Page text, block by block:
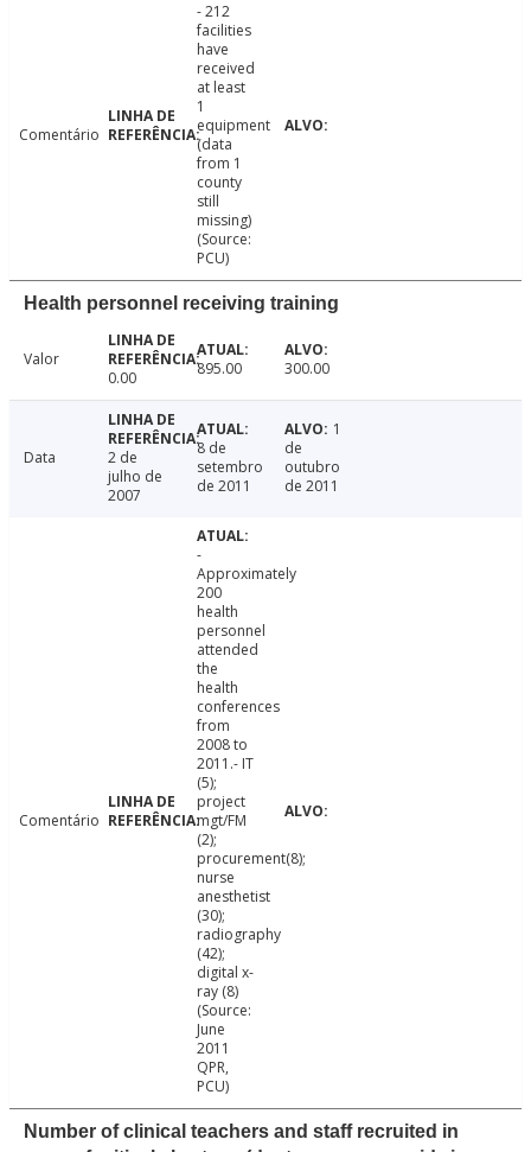
Comentário
- 212
facilities
have
received
at least
1
equipment
(data
from 1
county
still
missing)
(Source:
PCU)
Health personnel receiving training
Valor
0.00
895.00 300.00
Data
2 de
julho de
2007
8 de
setembro
de 2011
1
de
outubro
de 2011
Comentário
-
Approximately
200
health
personnel
attended
the
health
conferences
from
2008 to
2011.- IT
(5);
project
mgt/FM
(2);
procurement(8);
nurse
anesthetist
(30);
radiography
(42);
digital x-
ray (8)
(Source:
June
2011
QPR,
PCU)
Number of clinical teachers and staff recruited in